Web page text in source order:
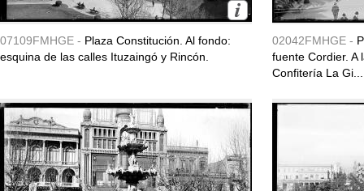
07109FMHGE - Plaza Constitución. Al fondo:
esquina de las calles Ituzaingó y Rincón.
02042FMHGE -
fuente Cordier. A
Confitería La Gi...